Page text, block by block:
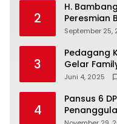
2
H.
Peresmian
Wadah
September 25,
3
Pedagang
Gelar
Silaturahmi
Juni 4, 2025
4
Pansus 6